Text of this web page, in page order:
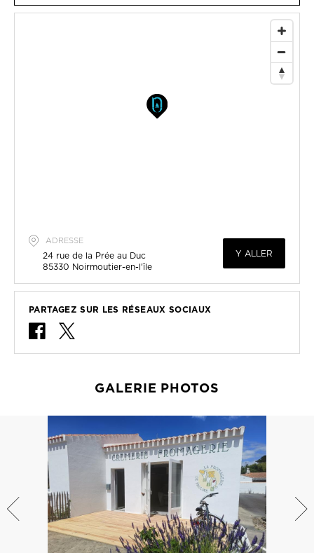
ADRESSE
24 rue de la Prée au Duc
85330 Noirmoutier-en-l'île
Y ALLER
PARTAGEZ SUR LES RÉSEAUX SOCIAUX
GALERIE PHOTOS